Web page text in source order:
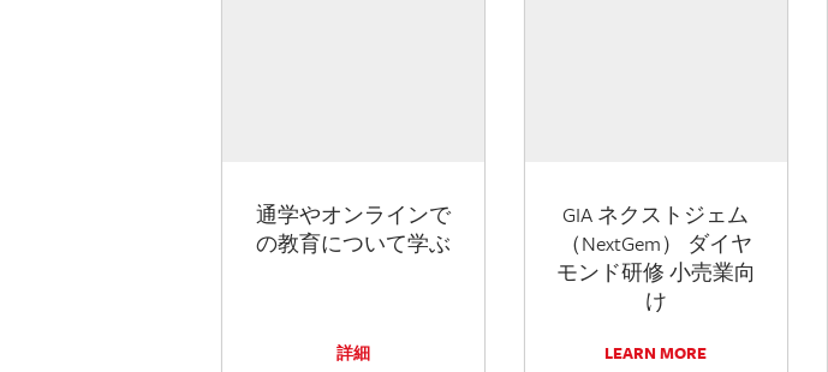
通学やオンラインで
の教育について学ぶ
詳細
GIA ネクストジェム
（NextGem） ダイヤ
モンド研修 小売業向
け
LEARN MORE